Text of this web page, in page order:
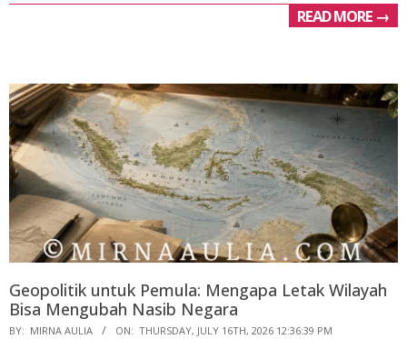
READ MORE →
Geopolitik untuk Pemula: Mengapa Letak Wilayah
Bisa Mengubah Nasib Negara
2026-
BY: MIRNA AULIA ON: THURSDAY, JULY 16TH, 2026 12:36:39 PM